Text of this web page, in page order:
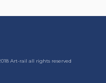
Art-rail all rights reserved